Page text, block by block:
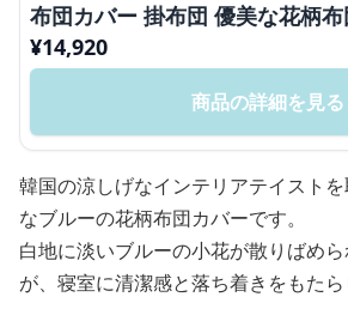
布団カバー 掛布団 優美な花柄
¥14,920
商品の詳細を見る
韓国の涼しげなインテリアテイスト
なブルーの花柄布団カバーです。
白地に淡いブルーの小花が散りばめ
が、寝室に清潔感と落ち着きをもたら